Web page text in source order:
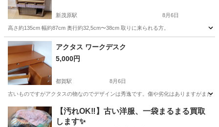
新茂原駅 8月6日
高さ約135cm 幅約87cm 奥行約32,5cm〜38cm 取りに来られる方。
千葉 茂原市 新茂原駅 収納家具
アクタス ワークデスク
5,000円
都賀駅 8月6日
古いものですがアクタスの物なのでデザインは秀逸です。傷や劣化はありますがまだ
千葉 千葉市 都賀駅 オフィス用家具
【汚れOK‼️】古い洋服、一袋まるまる買取
します✨